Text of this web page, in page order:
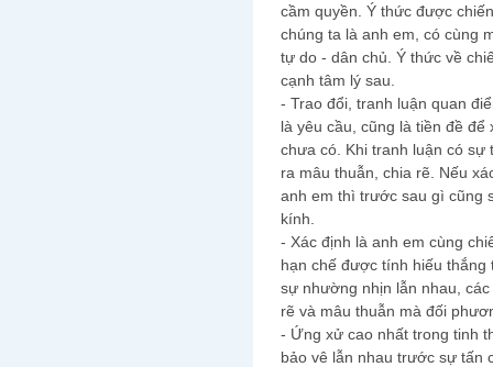
cầm quyền. Ý thức được
chúng ta là anh em, có cùng
tự do - dân chủ. Ý thức về
cạnh tâm lý sau.
- Trao đổi, tranh luận quan
là yêu cầu, cũng là tiền đề
chưa có. Khi tranh luận có
ra mâu thuẫn, chia rẽ. Nếu
anh em thì trước sau gì cũng
kính.
- Xác định là anh em cùng
hạn chế được tính hiếu
sự nhường nhịn lẫn nhau,
rẽ và mâu thuẫn mà đối
- Ứng xử cao nhất trong tinh
bảo vê lẫn nhau trước sự tấn